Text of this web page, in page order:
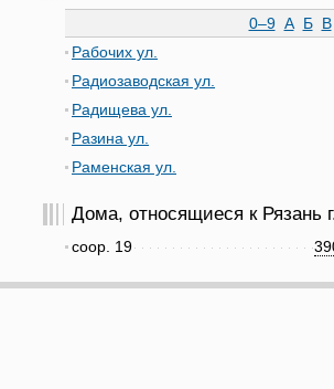
0–9 А Б В
Рабочих ул.
Радиозаводская ул.
Радищева ул.
Разина ул.
Раменская ул.
Дома, относящиеся к Рязань
соор. 19